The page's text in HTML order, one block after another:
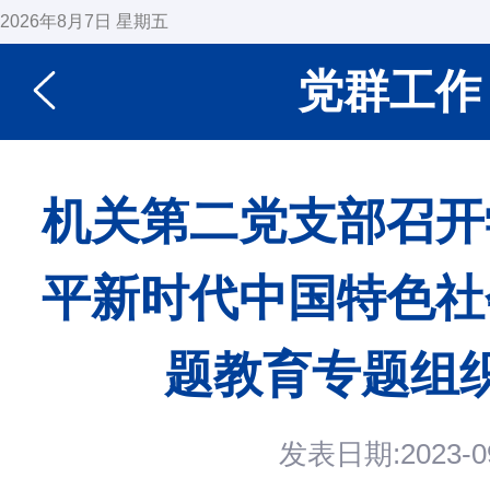
2026年8月7日 星期五
党群工作
机关第二党支部召
平新时代中国特色
题教育专题组
发表日期:2023-